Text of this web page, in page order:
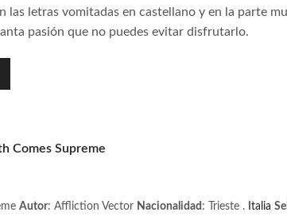
las letras vomitadas en castellano y en la parte
pasión que no puedes evitar disfrutarlo.
Comes Supreme
Autor: Affliction Vector Nacionalidad : Trieste . Italia